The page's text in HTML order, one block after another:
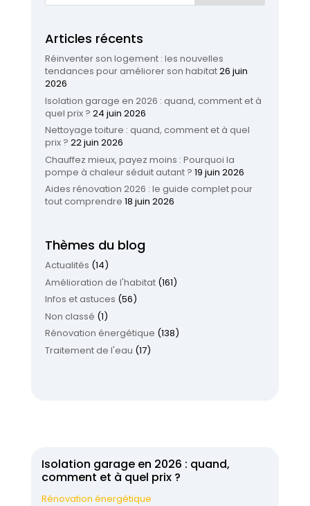
Articles récents
Réinventer son logement : les nouvelles
tendances pour améliorer son habitat26 juin
2026
Isolation garage en 2026 : quand, comment et à
quel prix ? 24 juin 2026
Nettoyage toiture : quand, comment et à quel
prix ? 22 juin 2026
Chauffez mieux, payez moins : Pourquoi la
pompe à chaleur séduit autant ? 19 juin 2026
Aides rénovation 2026 : le guide complet pour
tout comprendre 18 juin 2026
Thèmes du blog
Actualités (14)
Amélioration de l'habitat(161)
Infos et astuces (56)
Non classé (1)
Rénovation énergétique (138)
Traitement de l'eau (17)
Isolation garage en 2026 : quand,
comment et à quel prix ?
Rénovation énergétique